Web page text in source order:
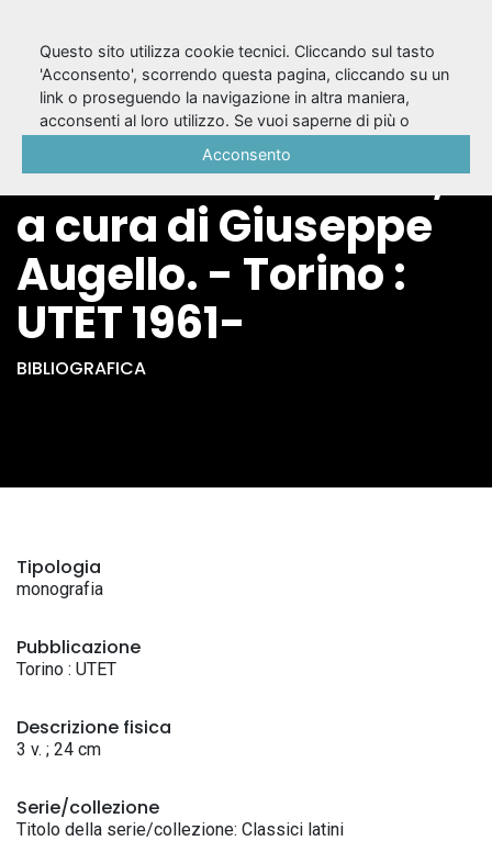
Le commedie / di
Tito Maccio Plauto ;
a cura di Giuseppe
Augello. - Torino :
UTET 1961-
BIBLIOGRAFICA
Tipologia
monografia
Pubblicazione
Torino : UTET
Descrizione fisica
3 v. ; 24 cm
Serie/collezione
Titolo della serie/collezione: Classici latini
Questo sito utilizza cookie tecnici. Cliccando sul tasto
'Acconsento', scorrendo questa pagina, cliccando su un
link o proseguendo la navigazione in altra maniera,
acconsenti al loro utilizzo. Se vuoi saperne di più o
Acconsento